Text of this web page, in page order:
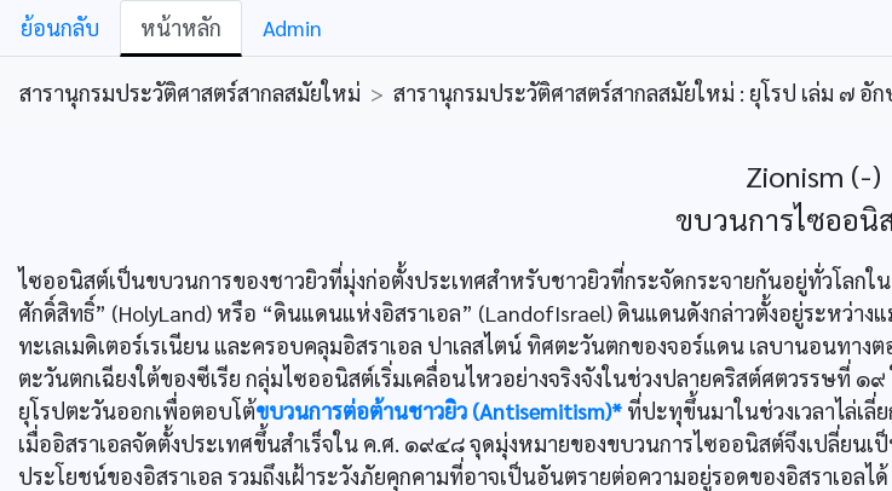
ย้อนกลับ หน้าหลัก Admin
สารานุกรมประวัติศาสตร์สากลสมัยใหม่ > สารานุกรมประวัติศาสตร์สากลสมัยใหม่ : ยุโรป เล่ม ๗ อั
Zionism (-)
ขบวนการไซออนิ
ไซออนิสต์เป็นขบวนการของชาวยิวที่มุ่งก่อตั้งประเทศสำหรับชาวยิวที่กระจัดกระจายกันอยู่ทั่วโลก
ศักดิ์สิทธิ์” (HolyLand) หรือ “ดินแดนแห่งอิสราเอล” (LandofIsrael) ดินแดนดังกล่าวตั้งอยู่ระหว่าง
ทะเลเมดิเตอร์เรเนียน และครอบคลุมอิสราเอล ปาเลสไตน์ ทิศตะวันตกของจอร์แดน เลบานอนทาง
ตะวันตกเฉียงใต้ของซีเรีย กลุ่มไซออนิสต์เริ่มเคลื่อนไหวอย่างจริงจังในช่วงปลายคริสต์ศตวรรษที่ ๑๙
ยุโรปตะวันออกเพื่อตอบโต้ขบวนการต่อต้านชาวยิว (Antisemitism)* ที่ปะทุขึ้นมาในช่วงเวลาไล่เลี่
เมื่ออิสราเอลจัดตั้งประเทศขึ้นสำเร็จใน ค.ศ. ๑๙๔๘ จุดมุ่งหมายของขบวนการไซออนิสต์จึงเปลี่ยนเ
ประโยชน์ของอิสราเอล รวมถึงเฝ้าระวังภัยคุกคามที่อาจเป็นอันตรายต่อความอยู่รอดของอิสราเอลได้